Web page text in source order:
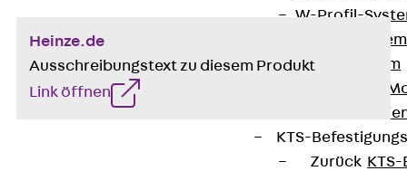
W-Profil-
U-Stiel-System
I-Stiel-System
PUK-STRUT-
C-Profil-
KTS-
Zurück
Heinze.de
Ausschreibungstext zu diesem Produkt
Link öffnen